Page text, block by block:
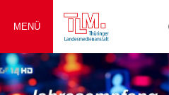
MENÜ